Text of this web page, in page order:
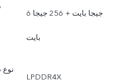
6 جيجا بايت + 256 جيجا
بايت
نوع
LPDDR4X